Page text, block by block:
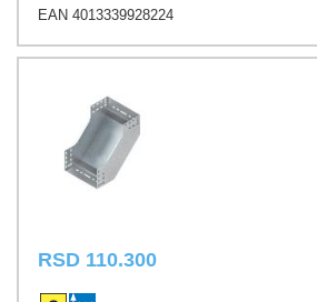
EAN 4013339928224
RSD 110.300